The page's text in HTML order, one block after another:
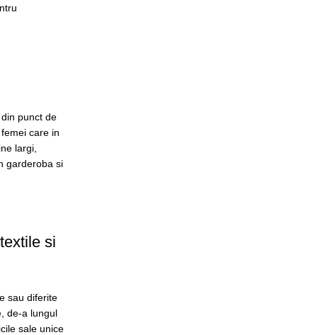
punct de
care in
largi,
garderoba si
si
sau diferite
de-a lungul
sale unice